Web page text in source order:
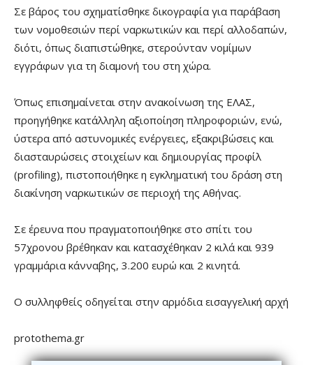
Σε βάρος του σχηματίσθηκε δικογραφία για παράβαση
των νομοθεσιών περί ναρκωτικών και περί αλλοδαπών,
διότι, όπως διαπιστώθηκε, στερούνταν νομίμων
εγγράφων για τη διαμονή του στη χώρα.
Όπως επισημαίνεται στην ανακοίνωση της ΕΛΑΣ,
προηγήθηκε κατάλληλη αξιοποίηση πληροφοριών, ενώ,
ύστερα από αστυνομικές ενέργειες, εξακριβώσεις και
διασταυρώσεις στοιχείων και δημιουργίας προφίλ
(profiling), πιστοποιήθηκε η εγκληματική του δράση στη
διακίνηση ναρκωτικών σε περιοχή της Αθήνας.
Σε έρευνα που πραγματοποιήθηκε στο σπίτι του
57χρονου βρέθηκαν και κατασχέθηκαν 2 κιλά και 939
γραμμάρια κάνναβης, 3.200 ευρώ και 2 κινητά.
Ο συλληφθείς οδηγείται στην αρμόδια εισαγγελική αρχή
protothema.gr